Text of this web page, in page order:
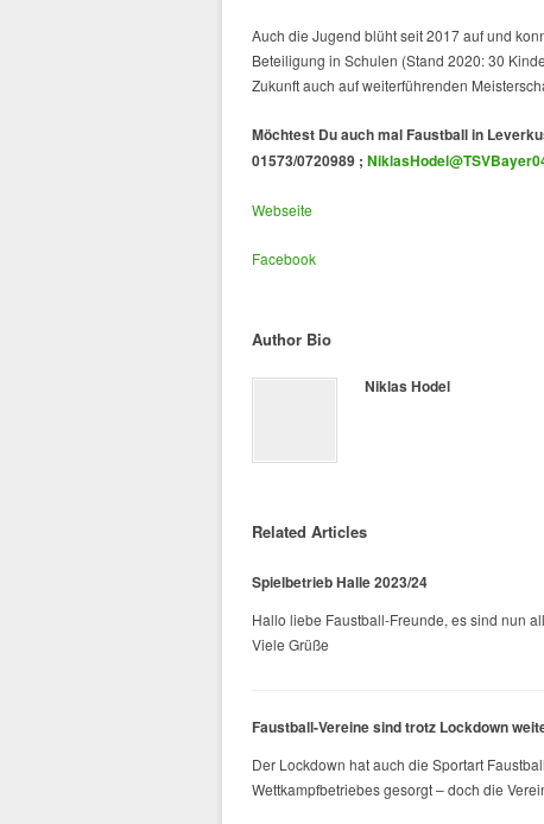
Auch die Jugend blüht seit 2017 auf und
Beteiligung in Schulen (Stand 2020: 30
Zukunft auch auf weiterführenden
Möchtest Du auch mal Faustball in
01573/0720989 ;
Webseite
Facebook
Author Bio
Niklas Hodel
Related Articles
Spielbetrieb Halle 2023/24
Hallo liebe Faustball-Freunde, es sind nun
Viele Grüße
Faustball-Vereine sind trotz Lockdown
Der Lockdown hat auch die Sportart
Wettkampfbetriebes gesorgt – doch die